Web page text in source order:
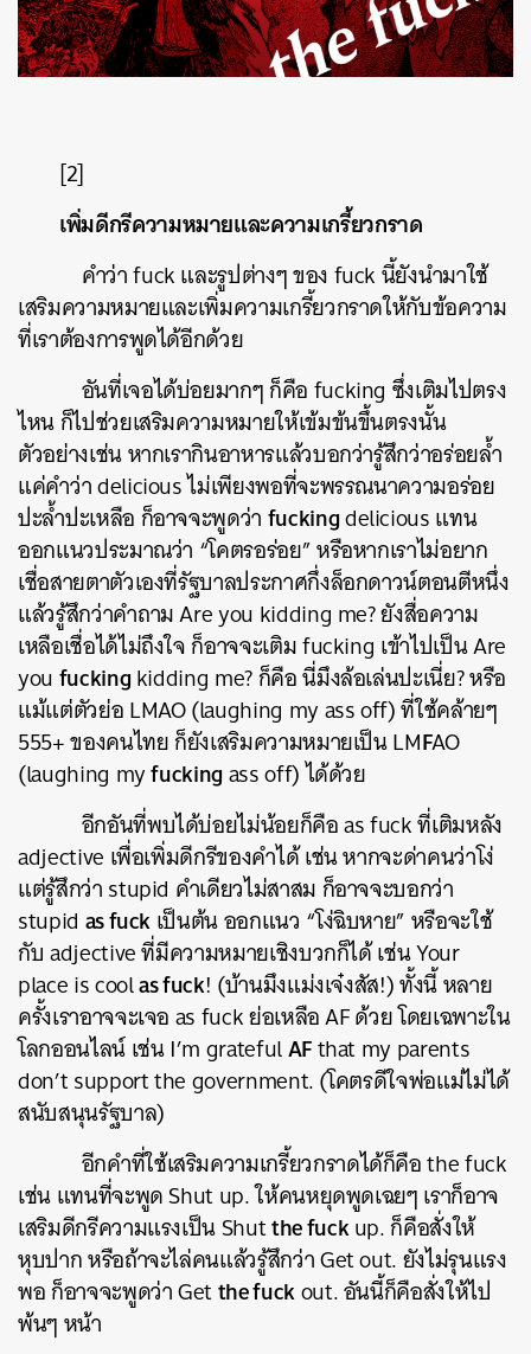
[2]
เพิ่มดีกรีความหมายและความเกรี้ยวกราด
คำว่า fuck และรูปต่างๆ ของ fuck นี้ยังนำมาใช้
เสริมความหมายและเพิ่มความเกรี้ยวกราดให้กับข้อความ
ที่เราต้องการพูดได้อีกด้วย
อันที่เจอได้บ่อยมากๆ ก็คือ fucking ซึ่งเติมไปตรง
ไหน ก็ไปช่วยเสริมความหมายให้เข้มข้นขึ้นตรงนั้น
ตัวอย่างเช่น หากเรากินอาหารแล้วบอกว่ารู้สึกว่าอร่อยล้ำ
แค่คำว่า delicious ไม่เพียงพอที่จะพรรณนาความอร่อย
ปะล้ำปะเหลือ ก็อาจจะพูดว่าfuckingdelicious แทน
ออกแนวประมาณว่า “โคตรอร่อย” หรือหากเราไม่อยาก
เชื่อสายตาตัวเองที่รัฐบาลประกาศกึ่งล็อกดาวน์ตอนตีหนึ่ง
แล้วรู้สึกว่าคำถาม Are you kidding me? ยังสื่อความ
เหลือเชื่อได้ไม่ถึงใจ ก็อาจจะเติม fucking เข้าไปเป็น Are
youfuckingkidding me? ก็คือ นี่มึงล้อเล่นปะเนี่ย? หรือ
แม้แต่ตัวย่อ LMAO (laughing my ass off) ที่ใช้คล้ายๆ
555+ ของคนไทย ก็ยังเสริมความหมายเป็น LMFAO
(laughing myfuckingass off) ได้ด้วย
อีกอันที่พบได้บ่อยไม่น้อยก็คือ as fuck ที่เติมหลัง
adjective เพื่อเพิ่มดีกรีของคำได้ เช่น หากจะด่าคนว่าโง่
แต่รู้สึกว่า stupid คำเดียวไม่สาสม ก็อาจจะบอกว่า
stupid as fuckเป็นต้น ออกแนว “โง่ฉิบหาย” หรือจะใช้
กับ adjective ที่มีความหมายเชิงบวกก็ได้ เช่น Your
place is coolas fuck! (บ้านมึงแม่งเจ๋งสัส!) ทั้งนี้ หลาย
ครั้งเราอาจจะเจอ as fuck ย่อเหลือ AF ด้วย โดยเฉพาะใน
โลกออนไลน์ เช่น I’m gratefulAFthat my parents
don’t support the government. (โคตรดีใจพ่อแม่ไม่ได้
สนับสนุนรัฐบาล)
อีกคำที่ใช้เสริมความเกรี้ยวกราดได้ก็คือ the fuck
เช่น แทนที่จะพูด Shut up. ให้คนหยุดพูดเฉยๆ เราก็อาจ
เสริมดีกรีความแรงเป็น Shutthe fuckup. ก็คือสั่งให้
หุบปาก หรือถ้าจะไล่คนแล้วรู้สึกว่า Get out. ยังไม่รุนแรง
พอ ก็อาจจะพูดว่า Getthe fuckout. อันนี้ก็คือสั่งให้ไป
พ้นๆ หน้า